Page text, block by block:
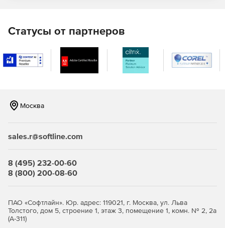
Полноценная поддержка инфраструктуры PKI.
различных наборов правил обработки открытого и
Поддержка различных топологий, в том числе: точка-
Возможность построения нескольких эшелонов
Статусы от партнеров
Москва
sales.r@softline.com
8 (495) 232-00-60
8 (800) 200-08-60
ПАО «Софтлайн». Юр. адрес: 119021, г. Москва, ул. Льва
Толстого, дом 5, строение 1, этаж 3, помещение 1, комн. № 2, 2а
(А-311)